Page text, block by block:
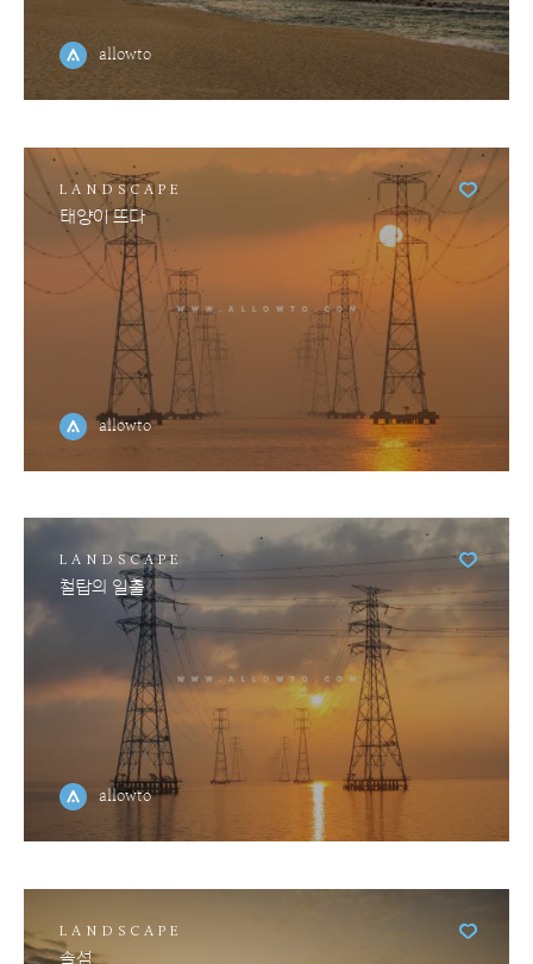
allowto
LANDSCAPE
태양이 뜨다
allowto
LANDSCAPE
철탑의 일출
allowto
LANDSCAPE
솔섬